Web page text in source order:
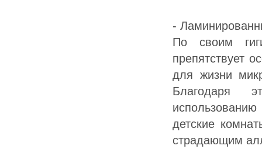
-
По своим
препятствует
для жизни
Благодаря
детские
страдающим